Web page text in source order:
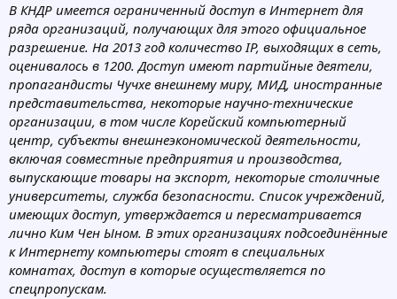
В КНДР имеется ограниченный доступ в Интернет для
ряда организаций, получающих для этого официальное
разрешение. На 2013 год количество IP, выходящих в сеть,
оценивалось в 1200. Доступ имеют партийные деятели,
пропагандисты Чучхе внешнему миру, МИД, иностранные
представительства, некоторые научно-технические
организации, в том числе Корейский компьютерный
центр, субъекты внешнеэкономической деятельности,
включая совместные предприятия и производства,
выпускающие товары на экспорт, некоторые столичные
университеты, служба безопасности. Список учреждений,
имеющих доступ, утверждается и пересматривается
лично Ким Чен Ыном. В этих организациях подсоединённые
к Интернету компьютеры стоят в специальных
комнатах, доступ в которые осуществляется по
спецпропускам.